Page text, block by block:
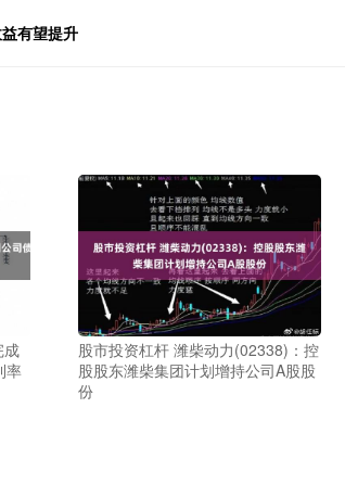
有望提升
成
率
股市投资杠杆 潍柴动力(02338)：控
股股东潍柴集团计划增持公司A股股
份